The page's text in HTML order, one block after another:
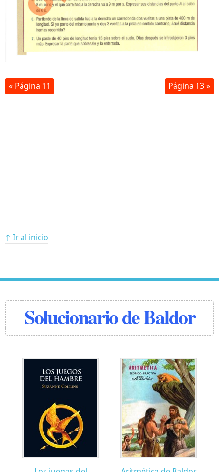
« Página 11 Página 13 »
↑ Ir al inicio
Solucionario de Baldor